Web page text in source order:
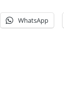
WhatsApp